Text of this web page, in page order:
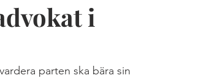
i
parten ska bära sin